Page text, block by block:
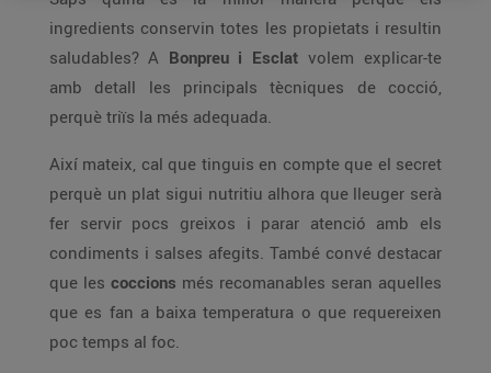
ingredients conservin totes les propietats i resultin
saludables? A Bonpreu i Esclat volem explicar-te
amb detall les principals tècniques de cocció,
perquè triïs la més adequada.
Així mateix, cal que tinguis en compte que el secret
perquè un plat sigui nutritiu alhora que lleuger serà
fer servir pocs greixos i parar atenció amb els
condiments i salses afegits. També convé destacar
que les coccions més recomanables seran aquelles
que es fan a baixa temperatura o que requereixen
poc temps al foc.